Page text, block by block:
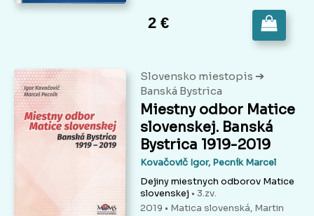
2 €
Slovensko miestopis ➔
Banská Bystrica
Miestny odbor Matice
slovenskej. Banská
Bystrica 1919-2019
Kovačovič Igor, Pecník Marcel
Dejiny miestnych odborov Matice
slovenskej • 3.zv.
2019 • Matica slovenská, Martin